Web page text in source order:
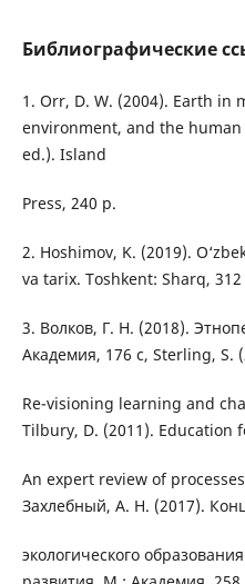
Библиографические
1. Orr, D. W. (2004). Earth in
environment, and the
ed.). Island
Press, 240 p.
2. Hoshimov, K. (2019).
va tarix. Toshkent: Sharq, 312
3. Волков, Г. Н. (2018).
Академия, 176 с, Sterling, S.
Re-visioning learning and
Tilbury, D. (2011). Education
An expert review of
Захлебный, А. Н. (2017).
экологического